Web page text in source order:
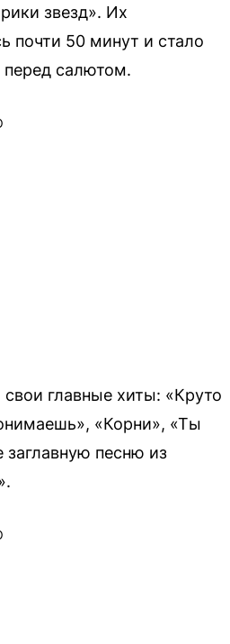
звезд». Их
почти 50 минут и стало
салютом.
главные хиты: «Круто
«Корни», «Ты
заглавную песню из